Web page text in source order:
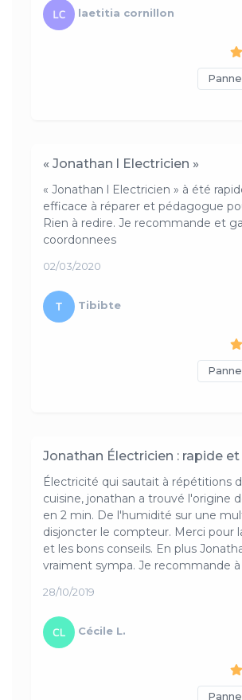
laetitia cornillon
« Jonathan l Electricien »
« Jonathan l Electricien » à été
efficace à réparer et pédagogue
Rien à redire. Je recommande et
coordonnees
02/03/2020
Tibibte
Jonathan Électricien : rapide
Électricité qui sautait à répétitions
cuisine, jonathan a trouvé l'origine
en 2 min. De l'humidité sur une
disjoncter le compteur. Merci pour
et les bons conseils. En plus
vraiment sympa. Je recommande à
28/10/2019
Cécile L.